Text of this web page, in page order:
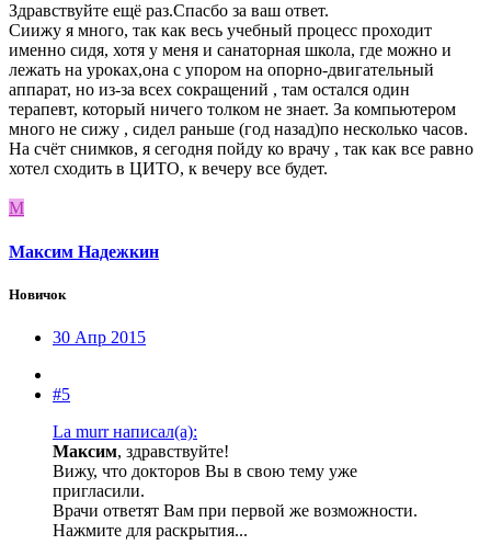
Здравствуйте ещё раз.Спасбо за ваш ответ.
Сиижу я много, так как весь учебный процесс проходит
именно сидя, хотя у меня и санаторная школа, где можно и
лежать на уроках,она с упором на опорно-двигательный
аппарат, но из-за всех сокращений , там остался один
терапевт, который ничего толком не знает. За компьютером
много не сижу , сидел раньше (год назад)по несколько часов.
На счёт снимков, я сегодня пойду ко врачу , так как все равно
хотел сходить в ЦИТО, к вечеру все будет.
М
Максим Надежкин
Новичок
30 Апр 2015
#5
La murr написал(а):
Максим, здравствуйте!
Вижу, что докторов Вы в свою тему уже
пригласили.
Врачи ответят Вам при первой же возможности.
Нажмите для раскрытия...